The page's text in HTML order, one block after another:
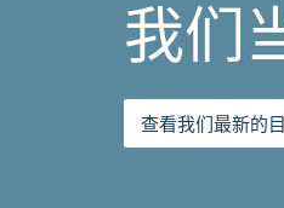
我们
查看我们最新的